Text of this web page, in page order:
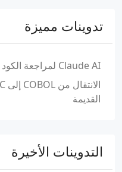
تدوينات مميزة
Claude AI لمراجعة الكود - دليل المطور لعام 2026
القديمة
التدوينات الأخيرة